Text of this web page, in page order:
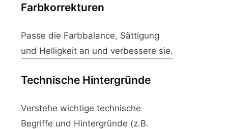
Farbkorrekturen
Passe die Farbbalance, Sättigung
und Helligkeit an und verbessere sie.
Technische Hintergründe
Verstehe wichtige technische
Begriffe und Hintergründe (z.B.